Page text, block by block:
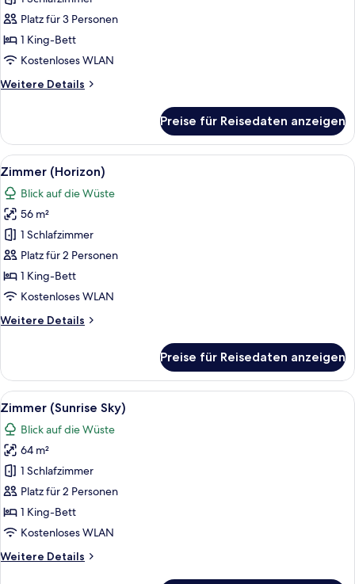
(Marina)
anzeigen
Platz für 3 Personen
1 King-Bett
Kostenloses WLAN
Weitere Details
Weitere
Suite
(Marina)
Preise für Reisedaten anzeigen
Alle
Fotos
für
Zimmer
(Horizon)
anzeigen
Ein Schlafzimmer mit Bett,
6
Zimmer (Horizon)
Blick auf die Wüste
56 m²
1 Schlafzimmer
Platz für 2 Personen
1 King-Bett
Kostenloses WLAN
Weitere Details
Weitere
(Horizon)
Preise für Reisedaten anzeigen
Alle
Fotos
für
Zimmer
(Sunrise
Sky)
anzeigen
Ein modernes Hotelzimmer mit
5
Zimmer (Sunrise Sky)
Blick auf die Wüste
64 m²
1 Schlafzimmer
Platz für 2 Personen
1 King-Bett
Kostenloses WLAN
Weitere Details
Weitere